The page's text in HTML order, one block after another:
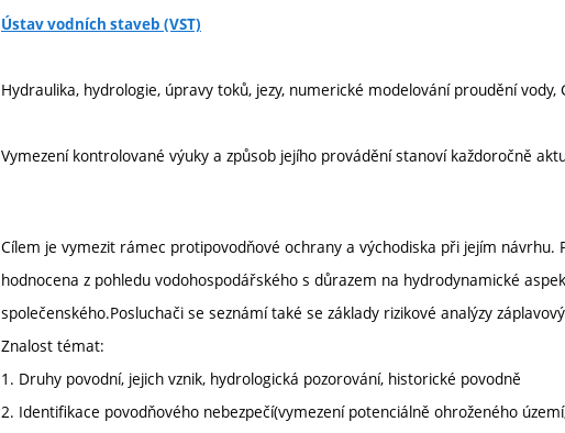
Ústav vodních staveb (VST)
Hydraulika, hydrologie, úpravy toků, jezy, numerické modelování proudění vody,
Vymezení kontrolované výuky a způsob jejího provádění stanoví každoročně
Cílem je vymezit rámec protipovodňové ochrany a východiska při jejím
hodnocena z pohledu vodohospodářského s důrazem na hydrodynamické
společenského.Posluchači se seznámí také se základy rizikové analýzy
Znalost témat:
1. Druhy povodní, jejich vznik, hydrologická pozorování, historické povodně
2. Identifikace povodňového nebezpečí(vymezení potenciálně ohroženého